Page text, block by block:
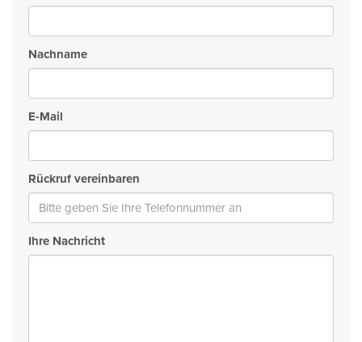
Nachname
E-Mail
Rückruf vereinbaren
Ihre Nachricht